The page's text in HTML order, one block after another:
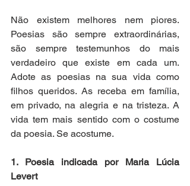
Não existem melhores nem piores.
Poesias são sempre extraordinárias,
são sempre testemunhos do mais
verdadeiro que existe em cada um.
Adote as poesias na sua vida como
filhos queridos. As receba em família,
em privado, na alegria e na tristeza. A
vida tem mais sentido com o costume
da poesia. Se acostume.
1. Poesia indicada por Maria Lúcia
Levert